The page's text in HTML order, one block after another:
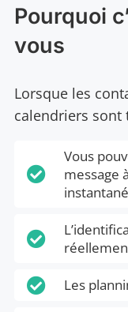
Pourquoi
vous
Lorsque les
calendriers sont

Vous
message

 Les